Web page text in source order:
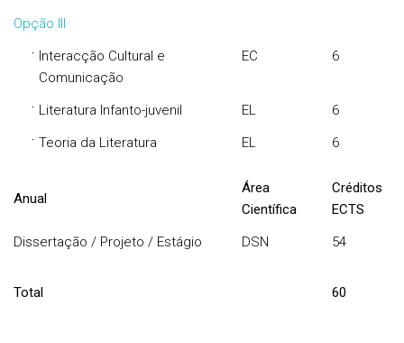
Opção III
· Interacção Cultural e
Comunicação
EC 6
· Literatura Infanto-juvenil EL 6
· Teoria da Literatura EL 6
Anual
Área
Científica
Créditos
ECTS
Dissertação / Projeto / Estágio
DSN 54
Total 60